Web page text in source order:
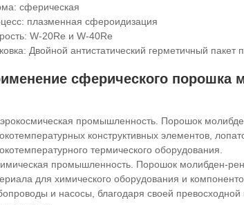
сферическая
плазменная сфероидизация
W-20Re и W-40Re
Двойной антистатический герметичный пакет
сферического порошка
промышленность. Порошок
конструктивных элементов,
термического оборудования.
промышленность. Порошок молибден-
для химического оборудования и
и насосы, благодаря своей превосходной